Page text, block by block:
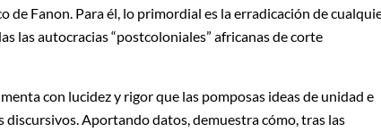
de Fanon. Para él, lo primordial es la erradicación de
las autocracias “postcoloniales” africanas de corte
con lucidez y rigor que las pomposas ideas de unidad e
Aportando datos, demuestra cómo, tras las